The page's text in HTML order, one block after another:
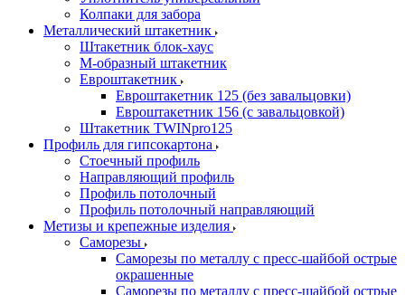
Колпаки для забора
Металлический штакетник
Штакетник блок-хаус
М-образный штакетник
Евроштакетник
Евроштакетник 125 (без завальцовки)
Евроштакетник 156 (с завальцовкой)
Штакетник TWINpro125
Профиль для гипсокартона
Стоечный профиль
Направляющий профиль
Профиль потолочный
Профиль потолочный направляющий
Метизы и крепежные изделия
Саморезы
Саморезы по металлу с пресс-шайбой острые
окрашенные
Саморезы по металлу с пресс-шайбой острые